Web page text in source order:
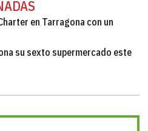
en Tarragona con un
su sexto supermercado este